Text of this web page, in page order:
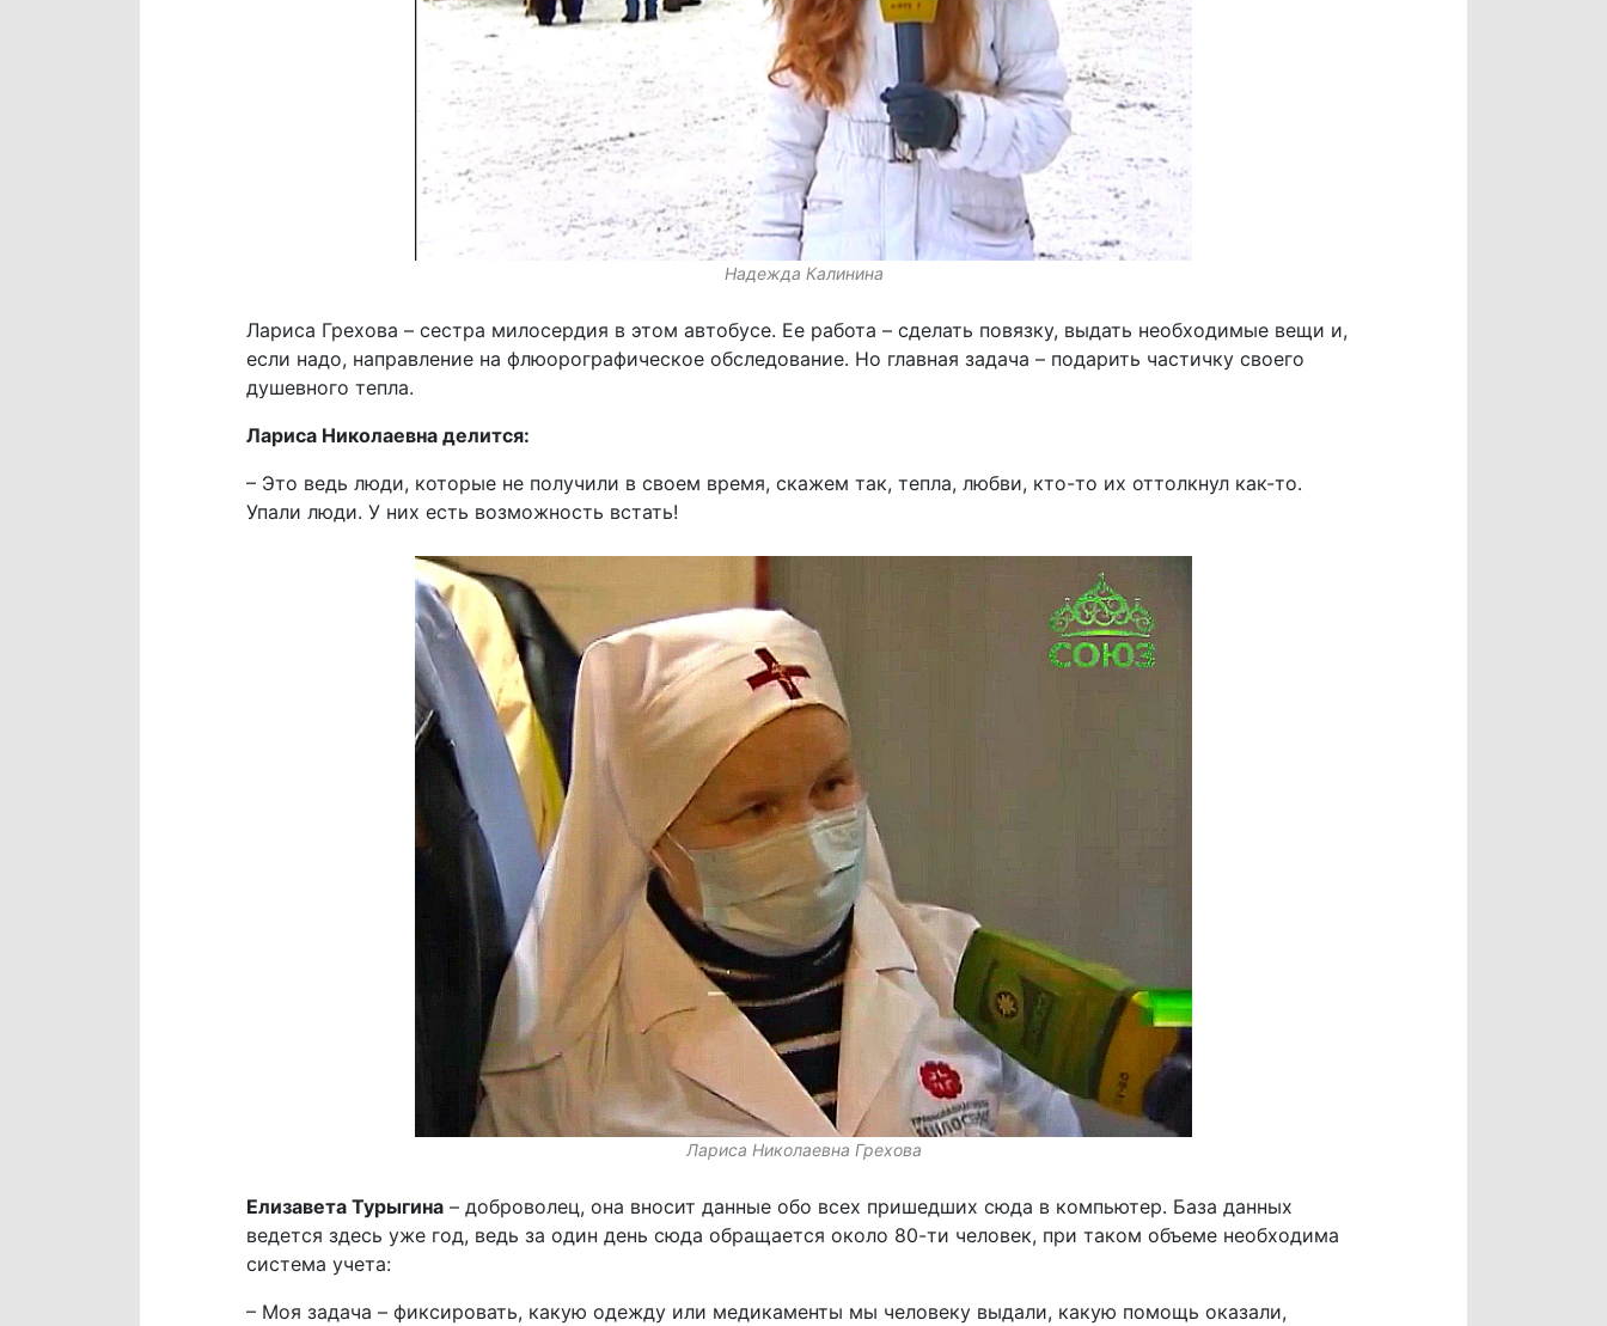
Надежда Калинина
Лариса Грехова – сестра милосердия в этом автобусе. Ее работа – сделать повязку, выдать необходимые вещи и,
если надо, направление на флюорографическое обследование. Но главная задача – подарить частичку своего
душевного тепла.
Лариса Николаевна делится:
– Это ведь люди, которые не получили в своем время, скажем так, тепла, любви, кто-то их оттолкнул как-то.
Упали люди. У них есть возможность встать!
Лариса Николаевна Грехова
Елизавета Турыгина– доброволец, она вносит данные обо всех пришедших сюда в компьютер. База данных
ведется здесь уже год, ведь за один день сюда обращается около 80-ти человек, при таком объеме необходима
система учета:
– Моя задача – фиксировать, какую одежду или медикаменты мы человеку выдали, какую помощь оказали,